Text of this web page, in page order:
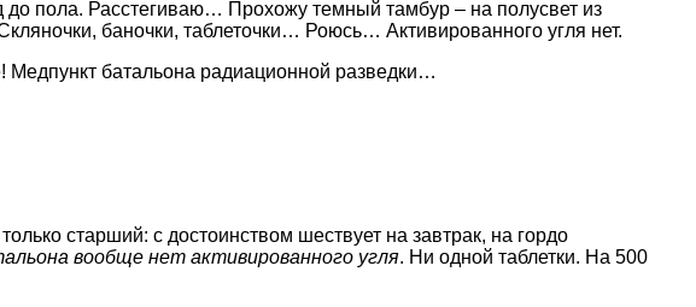
до пола. Расстегиваю… Прохожу темный тамбур – на полусвет из
баночки, таблеточки… Роюсь… Активированного угля нет.
Медпункт батальона радиационной разведки…
старший: с достоинством шествует на завтрак, на гордо
вообще нет активированного угля. Ни одной таблетки. На 500